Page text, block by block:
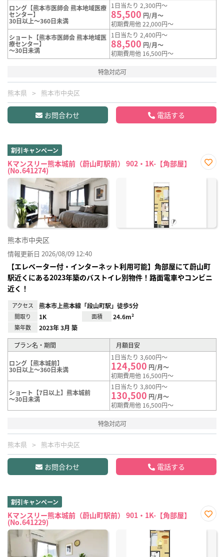
ロング【熊本市医師会 熊本地域医療
センター】
30日以上～360日未満
1日当たり 2,300円～
85,500 円/月～
初期費用他 22,000円～
ショート【熊本市医師会 熊本地域医
療センター】
～30日未満
1日当たり 2,400円～
88,500 円/月～
初期費用他 16,500円～
特急対応可
熊本県 熊本市中央区
お問合わせ 電話する
割引キャンペーン
Kマンスリー熊本城前（蔚山町駅前） 902・1K-【角部屋】
(No.641274)
に入
熊本市中央区
情報更新日 2026/08/09 12:40
【エレベーター付・インターネット利用可能】角部屋にて蔚山町
駅近くにある2023年築のバストイレ別物件！路面電車やコンビニ
近く！
アクセス 熊本市上熊本線「段山町駅」徒歩5分
間取り 1K 面積 24.6m²
築年数 2023年 3月 築
プラン名・期間 月額目安
ロング【熊本城前】
30日以上～360日未満
1日当たり 3,600円～
124,500 円/月～
初期費用他 16,500円～
ショート【7日以上】熊本城前
～30日未満
1日当たり 3,800円～
130,500 円/月～
初期費用他 16,500円～
特急対応可
熊本県 熊本市中央区
お問合わせ 電話する
割引キャンペーン
Kマンスリー熊本城前（蔚山町駅前） 901・1K-【角部屋】
(No.641229)
に入